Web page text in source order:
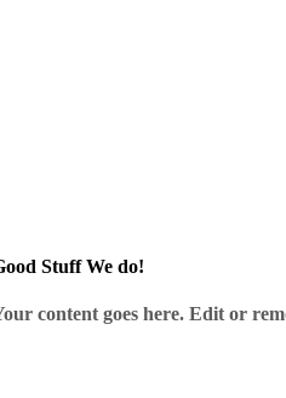
Stuff We do!
content goes here. Edit or
du alles, was das Dart-Herz